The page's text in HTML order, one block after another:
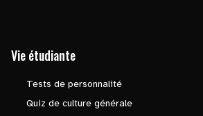
Vie étudiante
Tests de personnalité
Quiz de culture générale